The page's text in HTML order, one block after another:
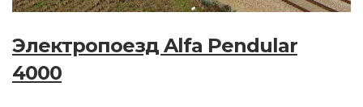
Электропоезд Alfa Pendular
4000